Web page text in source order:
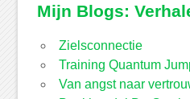
Mijn Blogs:
Zielsconnectie
Training Quantum
Van angst naar